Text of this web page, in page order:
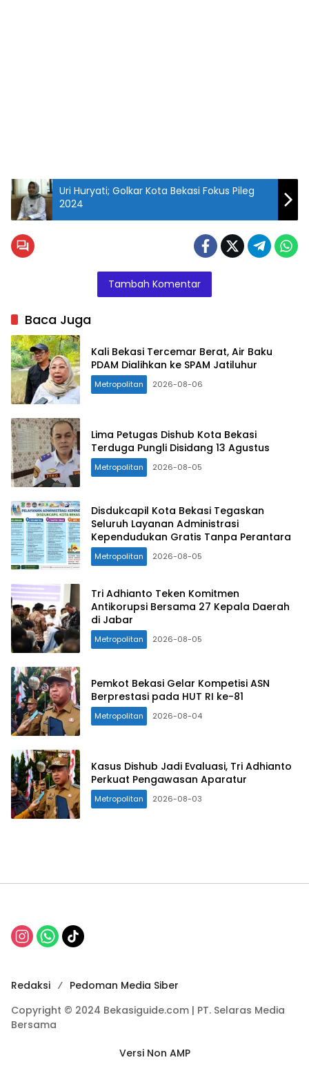
Uri Huryati; Golkar Kota Bekasi Fokus Pileg
2024
Tambah Komentar
Baca Juga
Kali Bekasi Tercemar Berat, Air Baku
PDAM Dialihkan ke SPAM Jatiluhur
Metropolitan 2026-08-06
Lima Petugas Dishub Kota Bekasi
Terduga Pungli Disidang 13 Agustus
Metropolitan 2026-08-05
Disdukcapil Kota Bekasi Tegaskan
Seluruh Layanan Administrasi
Kependudukan Gratis Tanpa Perantara
Metropolitan 2026-08-05
Tri Adhianto Teken Komitmen
Antikorupsi Bersama 27 Kepala Daerah
di Jabar
Metropolitan 2026-08-05
Pemkot Bekasi Gelar Kompetisi ASN
Berprestasi pada HUT RI ke-81
Metropolitan 2026-08-04
Kasus Dishub Jadi Evaluasi, Tri Adhianto
Perkuat Pengawasan Aparatur
Metropolitan 2026-08-03
Redaksi
Pedoman Media Siber
Copyright © 2024 Bekasiguide.com | PT. Selaras Media
Bersama
Versi Non AMP